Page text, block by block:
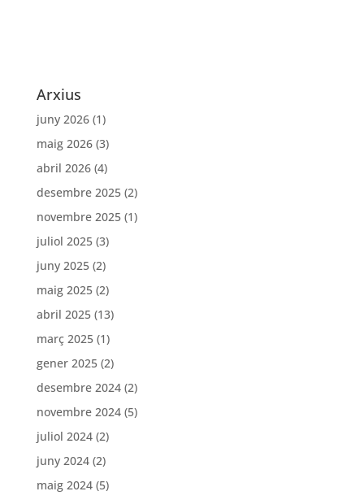
Arxius
juny 2026(1)
maig 2026(3)
abril 2026(4)
desembre 2025(2)
novembre 2025(1)
juliol 2025(3)
juny 2025(2)
maig 2025(2)
abril 2025(13)
març 2025(1)
gener 2025(2)
desembre 2024(2)
novembre 2024(5)
juliol 2024(2)
juny 2024(2)
maig 2024(5)